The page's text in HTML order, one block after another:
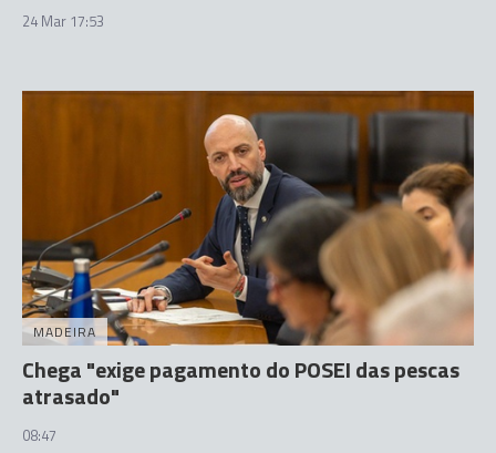
24 Mar 17:53
MADEIRA
Chega "exige pagamento do POSEI das pescas
atrasado"
08:47